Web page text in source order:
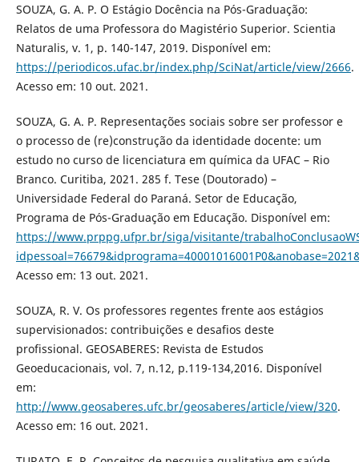
SOUZA, G. A. P. O Estágio Docência na Pós-Graduação:
Relatos de uma Professora do Magistério Superior. Scientia
Naturalis, v. 1, p. 140-147, 2019. Disponível em:
https://periodicos.ufac.br/index.php/SciNat/article/view/2666.
Acesso em: 10 out. 2021.
SOUZA, G. A. P. Representações sociais sobre ser professor e
o processo de (re)construção da identidade docente: um
estudo no curso de licenciatura em química da UFAC – Rio
Branco. Curitiba, 2021. 285 f. Tese (Doutorado) –
Universidade Federal do Paraná. Setor de Educação,
Programa de Pós-Graduação em Educação. Disponível em:
https://www.prppg.ufpr.br/siga/visitante/
Acesso em: 13 out. 2021.
SOUZA, R. V. Os professores regentes frente aos estágios
supervisionados: contribuições e desafios deste
profissional. GEOSABERES: Revista de Estudos
Geoeducacionais, vol. 7, n.12, p.119-134,2016. Disponível
em:
http://www.geosaberes.ufc.br/geosaberes/article/view/320.
Acesso em: 16 out. 2021.